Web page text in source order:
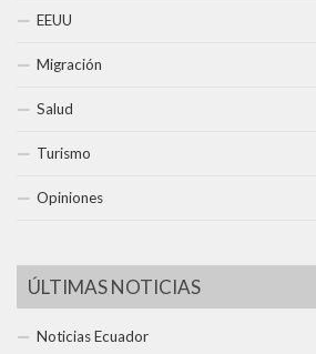
EEUU
Migración
Salud
Turismo
Opiniones
ÚLTIMAS NOTICIAS
Noticias Ecuador